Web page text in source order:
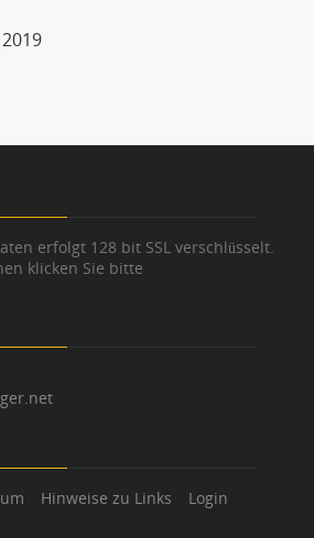
erfolgt 128 bit SSL verschlüsselt.
klicken Sie bitte
Hinweise zu Links Login